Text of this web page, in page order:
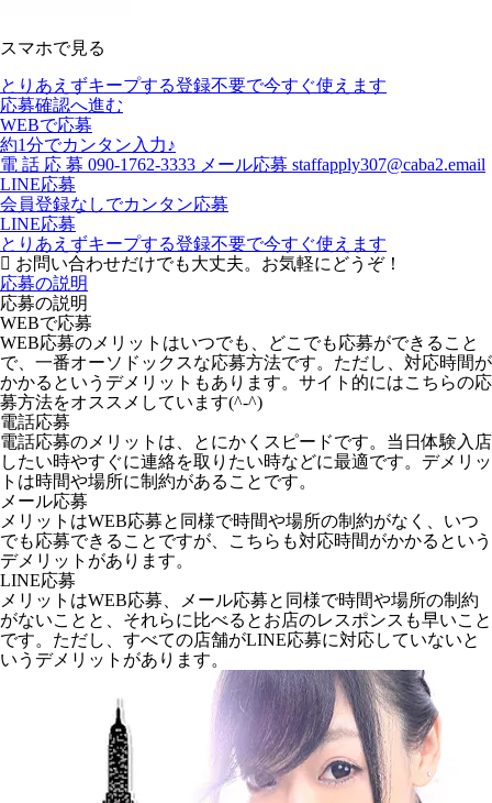
スマホで見る
とりあえずキープする登録不要で今すぐ使えます
応募確認へ進む
WEBで応募
約1分でカンタン入力♪
電 話 応 募 090-1762-3333 メール応募 staffapply307@caba2.email
LINE応募
会員登録なしでカンタン応募
LINE応募
とりあえずキープする登録不要で今すぐ使えます
お問い合わせだけでも大丈夫。お気軽にどうぞ！
応募の説明
応募の説明
WEBで応募
WEB応募のメリットはいつでも、どこでも応募ができること
で、一番オーソドックスな応募方法です。ただし、対応時間が
かかるというデメリットもあります。サイト的にはこちらの応
募方法をオススメしています(^-^)
電話応募
電話応募のメリットは、とにかくスピードです。当日体験入店
したい時やすぐに連絡を取りたい時などに最適です。デメリッ
トは時間や場所に制約があることです。
メール応募
メリットはWEB応募と同様で時間や場所の制約がなく、いつ
でも応募できることですが、こちらも対応時間がかかるという
デメリットがあります。
LINE応募
メリットはWEB応募、メール応募と同様で時間や場所の制約
がないことと、それらに比べるとお店のレスポンスも早いこと
です。ただし、すべての店舗がLINE応募に対応していないと
いうデメリットがあります。